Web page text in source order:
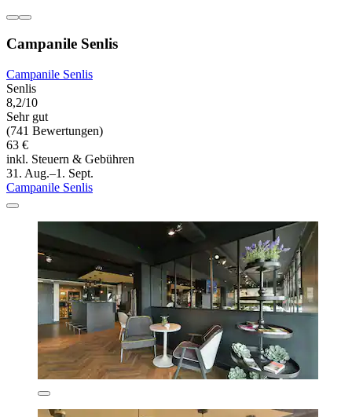
Campanile Senlis
Campanile Senlis
Senlis
8,2/10
Sehr gut
(741 Bewertungen)
63 €
inkl. Steuern & Gebühren
31. Aug.–1. Sept.
Campanile Senlis